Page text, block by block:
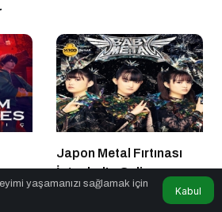
önce
Japon Metal Fırtınası
İstanbul’a Geliyor
7 ay önce
yaşamanızı sağlamak için
Kabul